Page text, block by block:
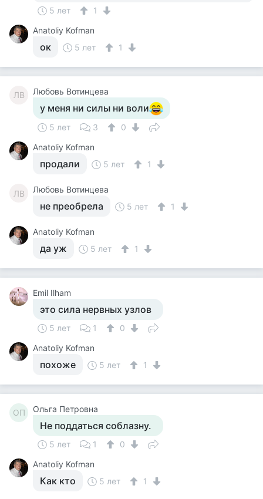
5 лет
1
Anatoliy Kofman
ок 5 лет 1
ЛВ Любовь Вотинцева
у меня ни силы ни воли
5 лет 3
0
Anatoliy Kofman
продали 5 лет 1
ЛВ Любовь Вотинцева
не преобрела 5 лет 1
Anatoliy Kofman
да уж 5 лет 1
Emil Ilham
это сила нервных узлов
5 лет 1
0
Anatoliy Kofman
похоже 5 лет 1
ОП Ольга Петровна
Не поддаться соблазну.
5 лет 1
0
Anatoliy Kofman
Как кто 5 лет 1